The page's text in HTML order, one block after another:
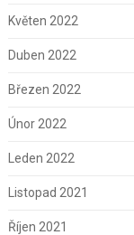
Květen 2022
Duben 2022
Březen 2022
Únor 2022
Leden 2022
Listopad 2021
Říjen 2021